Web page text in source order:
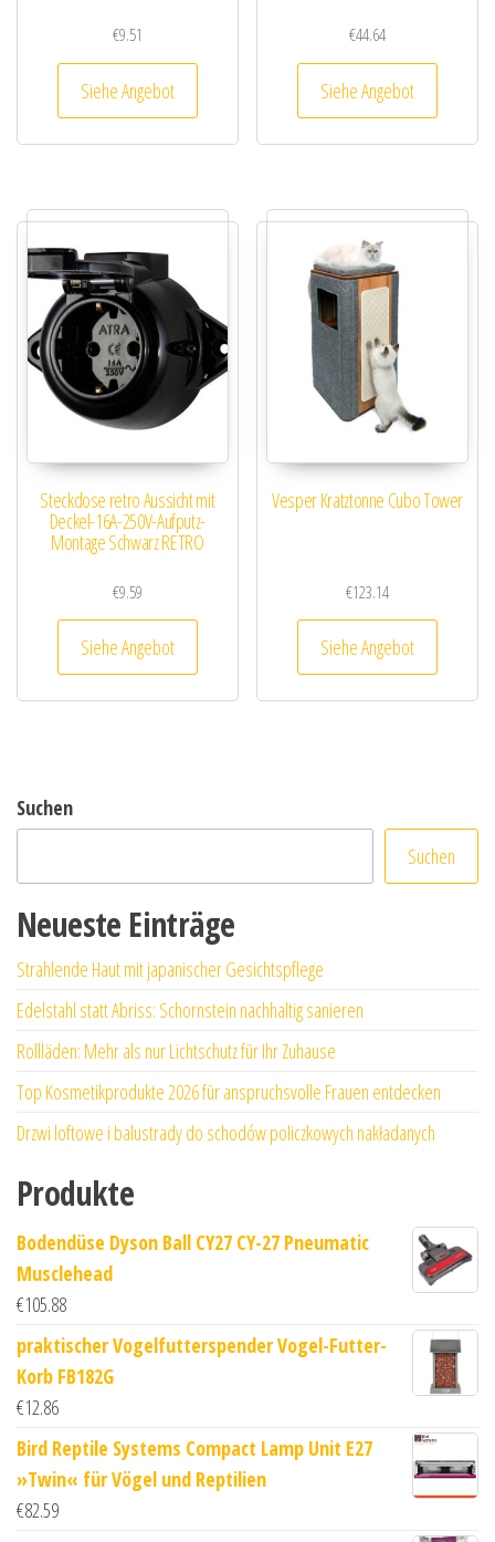
€9.51
Siehe Angebot
€44.64
Siehe Angebot
Steckdose retro Aussicht mit
Deckel-16A-250V-Aufputz-
Montage Schwarz RETRO
€9.59
Siehe Angebot
Vesper Kratztonne Cubo Tower
€123.14
Siehe Angebot
Suchen
Suchen
Neueste Einträge
Strahlende Haut mit japanischer Gesichtspflege
Edelstahl statt Abriss: Schornstein nachhaltig sanieren
Rollläden: Mehr als nur Lichtschutz für Ihr Zuhause
Top Kosmetikprodukte 2026 für anspruchsvolle Frauen entdecken
Drzwi loftowe i balustrady do schodów policzkowych nakładanych
Produkte
Bodendüse Dyson Ball CY27 CY-27 Pneumatic
Musclehead
€105.88
praktischer Vogelfutterspender Vogel-Futter-
Korb FB182G
€12.86
Bird Reptile Systems Compact Lamp Unit E27
»Twin« für Vögel und Reptilien
€82.59